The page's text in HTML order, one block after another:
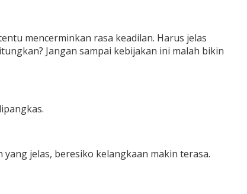
mencerminkan rasa keadilan. Harus jelas
Jangan sampai kebijakan ini malah bikin
jelas, beresiko kelangkaan makin terasa.